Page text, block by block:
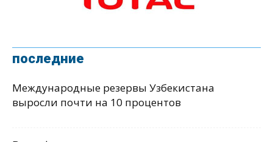
последние
Международные резервы Узбекистана
выросли почти на 10 процентов